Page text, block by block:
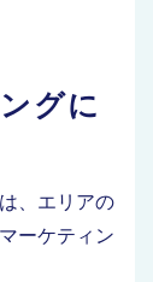
グに
、エリアの
ーケティン